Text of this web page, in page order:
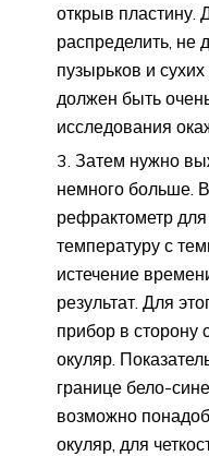
открыв пластину.
распределить, не
пузырьков и
должен быть
исследования
Затем нужно
немного больше.
рефрактометр
температуру с
истечение
результат. Для
прибор в сторону
окуляр.
границе бело-
возможно
окуляр, для